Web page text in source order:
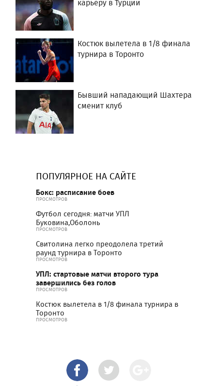
карьеру в Турции
Костюк вылетела в 1/8 финала
турнира в Торонто
Бывший нападающий Шахтера
сменит клуб
ПОПУЛЯРНОЕ НА САЙТЕ
Бокс: расписание боев
ПРОСМОТРОВ
Футбол сегодня: матчи УПЛ
Буковина,Оболонь
ПРОСМОТРОВ
Свитолина легко преодолела третий
раунд турнира в Торонто
ПРОСМОТРОВ
УПЛ: стартовые матчи второго тура
завершились без голов
ПРОСМОТРОВ
Костюк вылетела в 1/8 финала турнира в
Торонто
ПРОСМОТРОВ